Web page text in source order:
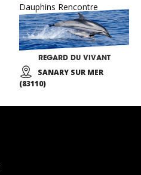
Dauphins Rencontre
REGARD DU VIVANT
SANARY SUR MER
(83110)